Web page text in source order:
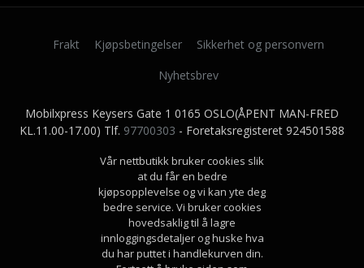
Frakt Kjøpsbetingelser
Sikkerhet og personvern
Nyhetsbrev
Mobilxpress Keysers Gate 1 0165 OSLO(ÅPENT MAN-FRED
KL.11.00-17.00) Tlf. 97700303 - Foretaksregisteret 924501588
Vår nettbutikk bruker cookies slik
at du får en bedre
kjøpsopplevelse og vi kan yte deg
bedre service. Vi bruker cookies
hovedsaklig til å lagre
innloggingsdetaljer og huske hva
du har puttet i handlekurven din.